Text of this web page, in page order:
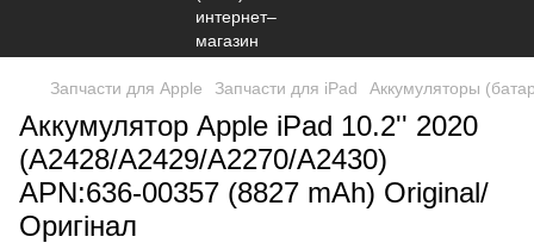
Запчасти для Apple Запчасти для iPad Аккумуляторы
Аккумулятор Apple iPad 10.2'' 2020
(A2428/A2429/A2270/A2430)
APN:636-00357 (8827 mAh) Original/
Оригінал